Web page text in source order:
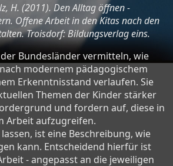
H. (2011). Den Alltag öffnen -
Offene Arbeit in den Kitas nach den
Troisdorf: Bildungsverlag eins.
Bundesländer vermitteln, wie
modernem pädagogischem
Erkenntnisstand verlaufen. Sie
Themen der Kinder stärker
und fordern auf, diese in
Arbeit aufzugreifen.
ist eine Beschreibung, wie
kann. Entscheidend hierfür ist
- angepasst an die jeweiligen